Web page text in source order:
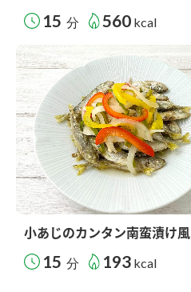
15 分 560 kcal
小あじのカンタン南蛮漬け風
15 分 193 kcal